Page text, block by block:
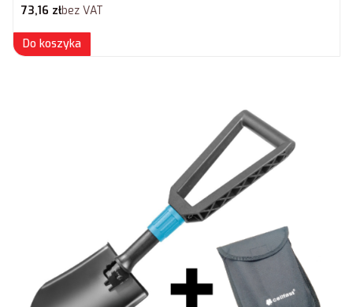
Cena netto
73,16 złbez VAT
Do koszyka